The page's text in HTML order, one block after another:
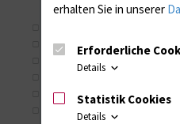
EG (Ethylglucuronid)
HM
OS (Knochenstoffwechsel)
SV (Speicheldiagnostik)
erhalten Sie in unserer
Erforderliche
Details
Statistik Cookies
Details